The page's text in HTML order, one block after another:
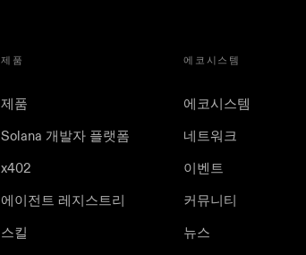
제품
제품
Solana 개발자 플랫폼
x402
에이전트 레지스트리
스킬
에코시스템
에코시스템
네트워크
이벤트
커뮤니티
뉴스